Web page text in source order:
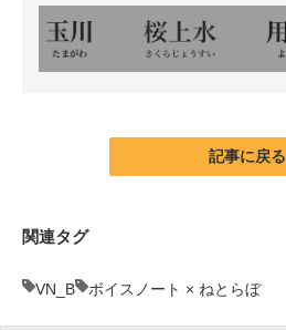
記事に戻る
関連タグ
VN_B ボイスノート × ねとらぼ